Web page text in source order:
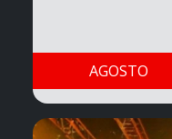
AGOSTO